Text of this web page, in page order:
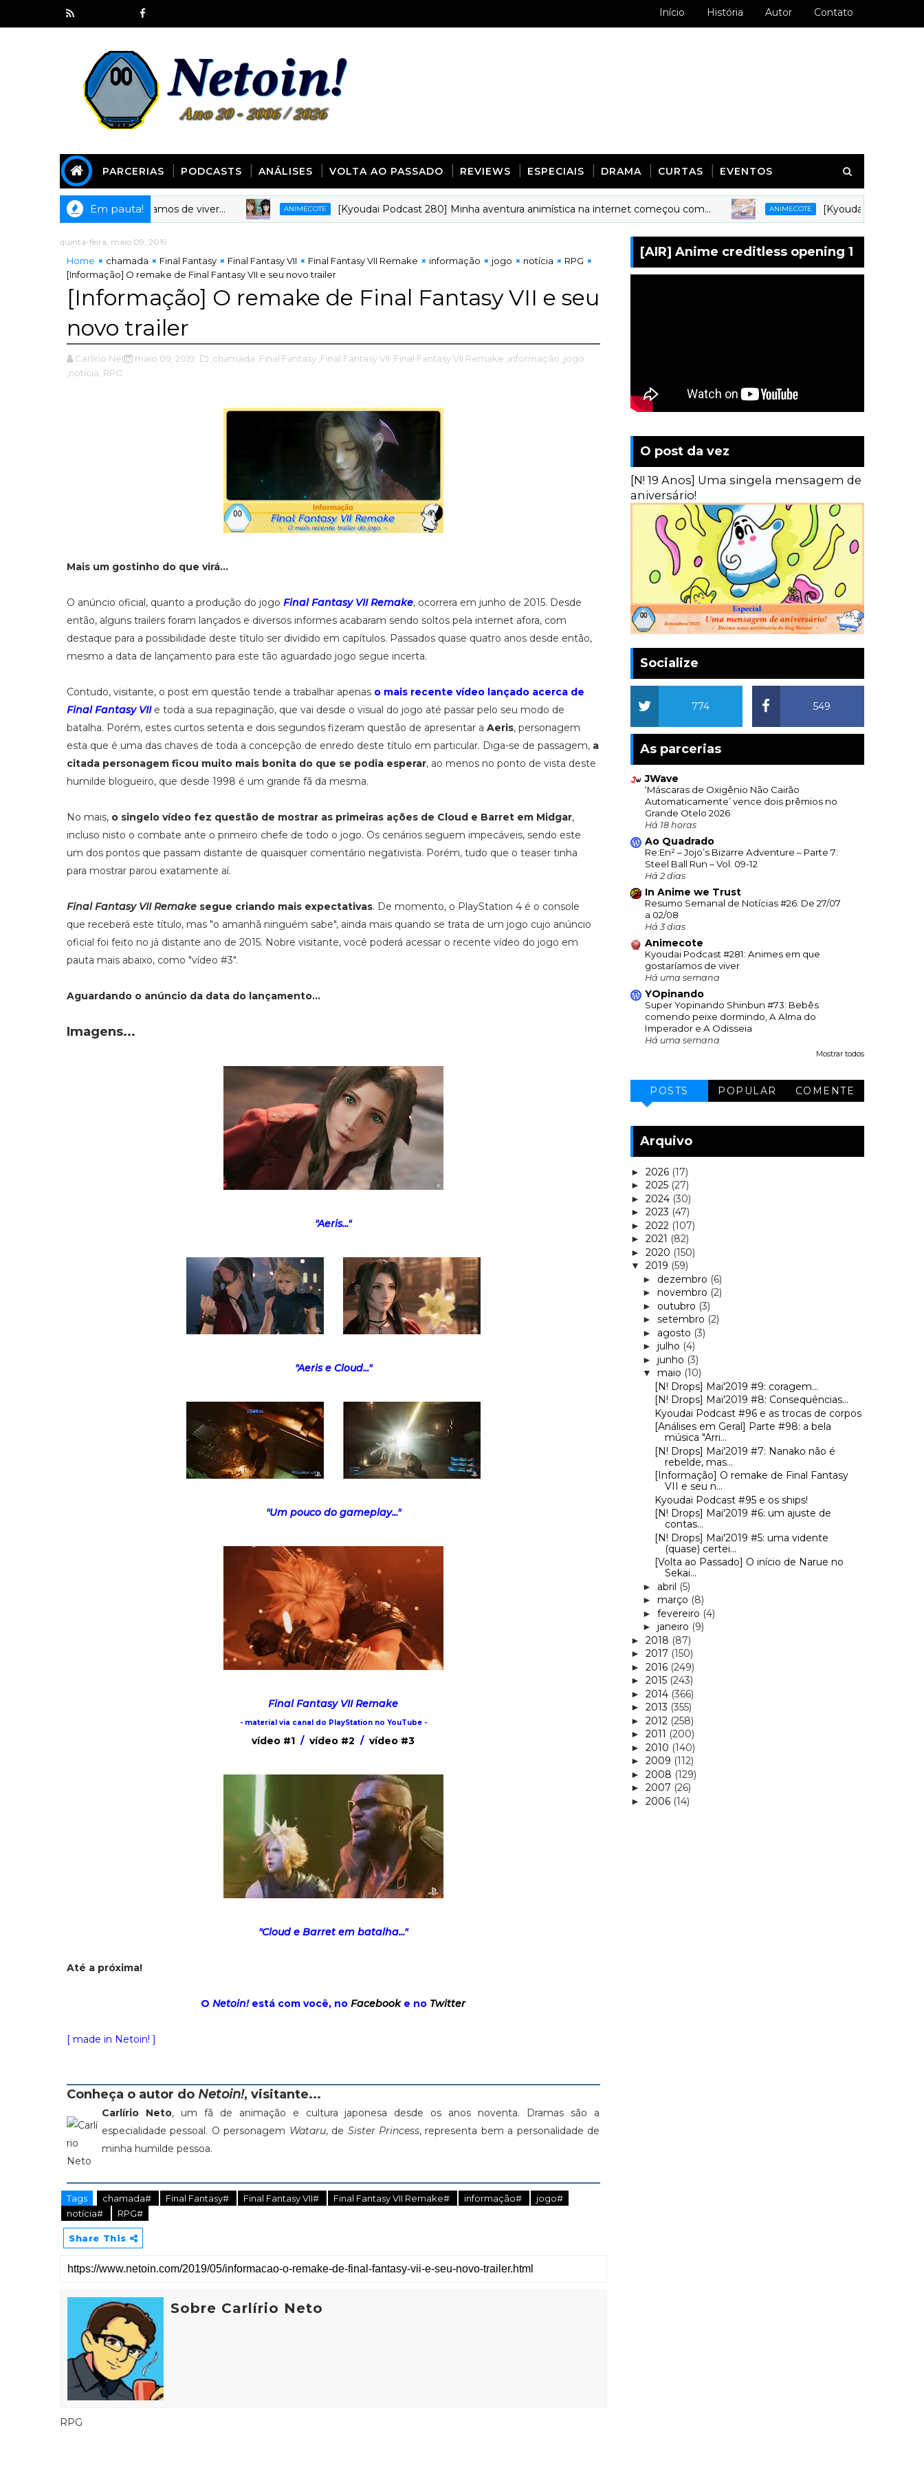
Início História Autor Contato
PARCERIAS PODCASTS ANÁLISES VOLTA AO PASSADO REVIEWS ESPECIAIS DRAMA CURTAS EVENTOS
Em pauta!
em que gostaríamos de viver... ANIMECOTE [Kyoudai Podcast 280] Minha aventura animística na internet começou com... ANIMECOTE [Kyoudai Podcast 279]
quinta-feira, maio 09, 2019
Home chamada Final Fantasy Final Fantasy VII Final Fantasy VII Remake informação jogo notícia
RPG
[Informação] O remake de Final Fantasy VII e seu novo trailer
[Informação] O remake de Final Fantasy VII e seu
novo trailer
Carlírio Neto maio 09, 2019 ,chamada ,Final Fantasy ,Final Fantasy VII ,Final Fantasy VII Remake ,informação ,jogo
,notícia ,RPG
Mais um gostinho do que virá...
O anúncio oficial, quanto a produção do jogo Final Fantasy VII Remake, ocorrera em junho de 2015. Desde
então, alguns trailers foram lançados e diversos informes acabaram sendo soltos pela internet afora, com
destaque para a possibilidade deste título ser dividido em capítulos. Passados quase quatro anos desde então,
mesmo a data de lançamento para este tão aguardado jogo segue incerta.
Contudo, visitante, o post em questão tende a trabalhar apenas o mais recente vídeo lançado acerca de
Final Fantasy VIIe toda a sua repaginação, que vai desde o visual do jogo até passar pelo seu modo de
batalha. Porém, estes curtos setenta e dois segundos fizeram questão de apresentar a Aeris, personagem
esta que é uma das chaves de toda a concepção de enredo deste título em particular. Diga-se de passagem, a
citada personagem ficou muito mais bonita do que se podia esperar, ao menos no ponto de vista deste
humilde blogueiro, que desde 1998 é um grande fã da mesma.
No mais, o singelo vídeo fez questão de mostrar as primeiras ações de Cloud e Barret em Midgar,
incluso nisto o combate ante o primeiro chefe de todo o jogo. Os cenários seguem impecáveis, sendo este
um dos pontos que passam distante de quaisquer comentário negativista. Porém, tudo que o teaser tinha
para mostrar parou exatamente aí.
Final Fantasy VII Remake segue criando mais expectativas. De momento, o PlayStation 4 é o console
que receberá este título, mas "o amanhã ninguém sabe", ainda mais quando se trata de um jogo cujo anúncio
oficial foi feito no já distante ano de 2015. Nobre visitante, você poderá acessar o recente vídeo do jogo em
pauta mais abaixo, como "vídeo #3".
Aguardando o anúncio da data do lançamento...
Imagens...
"Aeris..."
"Aeris e Cloud..."
"Um pouco do gameplay..."
Final Fantasy VII Remake
- material via canal do PlayStation no YouTube -
vídeo #1 / vídeo #2 / vídeo #3
"Cloud e Barret em batalha..."
Até a próxima!
ONetoin!está com você, noFacebooke no Twitter
[ made in Netoin! ]
Conheça o autor do Netoin!, visitante...
Carlírio Neto, um fã de animação e cultura japonesa desde os anos noventa. Dramas são a
especialidade pessoal. O personagem Wataru, de Sister Princess, representa bem a personalidade de
minha humilde pessoa.
Tags chamada# Final Fantasy# Final Fantasy VII# Final Fantasy VII Remake# informação#
jogo#
notícia#
RPG#
Share This
Sobre Carlírio Neto
RPG
[AIR] Anime creditless opening 1
O post da vez
[N! 19 Anos] Uma singela mensagem de
aniversário!
Socialize
549
774
As parcerias
JWave
‘Máscaras de Oxigênio Não Cairão
Automaticamente’ vence dois prêmios no
Grande Otelo 2026
Há 18 horas
Ao Quadrado
Re:En² – Jojo’s Bizarre Adventure – Parte 7:
Steel Ball Run – Vol. 09-12
Há 2 dias
In Anime we Trust
Resumo Semanal de Notícias #26: De 27/07
a 02/08
Há 3 dias
Animecote
Kyoudai Podcast #281: Animes em que
gostaríamos de viver
Há uma semana
YOpinando
Super Yopinando Shinbun #73: Bebês
comendo peixe dormindo, A Alma do
Imperador e A Odisseia
Há uma semana
Mostrar todos
POSTS POPULAR COMENTE
Arquivo
► 2026 (17)
► 2025 (27)
► 2024 (30)
► 2023 (47)
► 2022 (107)
► 2021 (82)
► 2020 (150)
▼ 2019 (59)
► dezembro (6)
► novembro (2)
► outubro (3)
► setembro (2)
► agosto (3)
► julho (4)
► junho (3)
▼ maio (10)
[N! Drops] Mai'2019 #9: coragem...
[N! Drops] Mai'2019 #8: Consequências...
Kyoudai Podcast #96 e as trocas de corpos
[Análises em Geral] Parte #98: a bela
música "Arri...
[N! Drops] Mai'2019 #7: Nanako não é
rebelde, mas...
[Informação] O remake de Final Fantasy
VII e seu n...
Kyoudai Podcast #95 e os ships!
[N! Drops] Mai'2019 #6: um ajuste de
contas...
[N! Drops] Mai'2019 #5: uma vidente
(quase) certei...
[Volta ao Passado] O início de Narue no
Sekai...
► abril (5)
► março (8)
► fevereiro (4)
► janeiro (9)
► 2018 (87)
► 2017 (150)
► 2016 (249)
► 2015 (243)
► 2014 (366)
► 2013 (355)
► 2012 (258)
► 2011 (200)
► 2010 (140)
► 2009 (112)
► 2008 (129)
► 2007 (26)
► 2006 (14)